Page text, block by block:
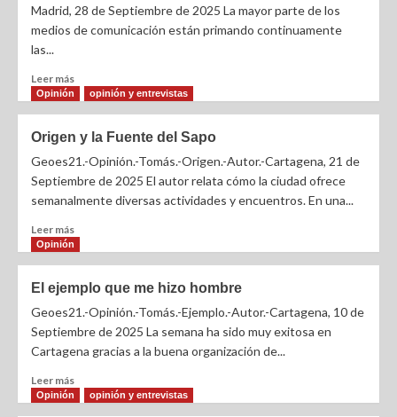
Madrid, 28 de Septiembre de 2025 La mayor parte de los
medios de comunicación están primando continuamente
las...
Leer más
Opinión opinión y entrevistas
Origen y la Fuente del Sapo
Geoes21.-Opinión.-Tomás.-Origen.-Autor.-Cartagena, 21 de
Septiembre de 2025 El autor relata cómo la ciudad ofrece
semanalmente diversas actividades y encuentros. En una...
Leer más
Opinión
El ejemplo que me hizo hombre
Geoes21.-Opinión.-Tomás.-Ejemplo.-Autor.-Cartagena, 10 de
Septiembre de 2025 La semana ha sido muy exitosa en
Cartagena gracias a la buena organización de...
Leer más
Opinión opinión y entrevistas